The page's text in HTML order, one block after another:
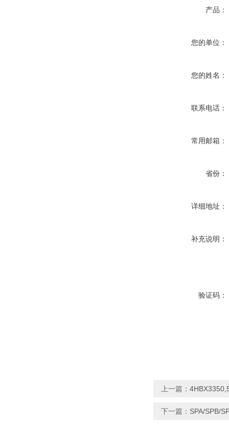
产品：
您的单位：
您的姓名：
联系电话：
常用邮箱：
省份：
详细地址：
补充说明：
验证码：
上一篇：
下一篇： SPA/SPB/